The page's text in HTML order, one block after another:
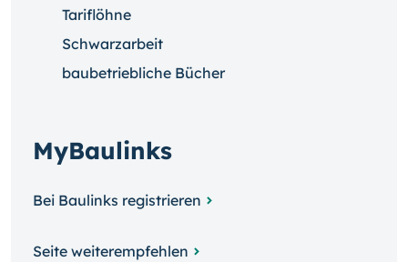
Tariflöhne
Schwarzarbeit
baubetriebliche Bücher
MyBaulinks
Bei Baulinks registrieren
Seite weiterempfehlen